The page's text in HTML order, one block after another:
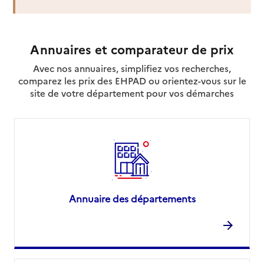
Annuaires et comparateur de prix
Avec nos annuaires, simplifiez vos recherches,
comparez les prix des EHPAD ou orientez-vous sur le
site de votre département pour vos démarches
Annuaire des départements